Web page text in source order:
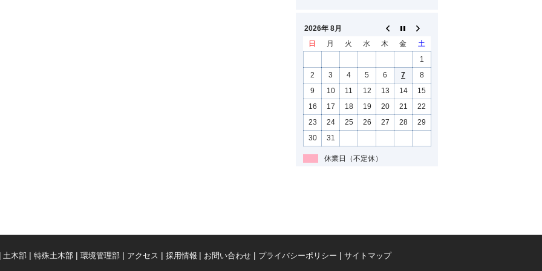
2026年 8月
日
月 火 水 木 金
土
1
2
3 4 5 6 7
8
9
10 11 12 13 14
15
16
17 18 19 20 21
22
23
24 25 26 27 28
29
30
31
休業日（不定休）
土木部 特殊土木部 環境管理部 アクセス 採用情報 お問い合わせ プライバシーポリシー サイトマップ